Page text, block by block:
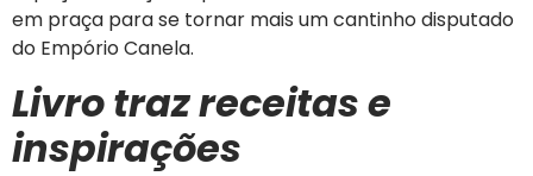
em praça para se tornar mais um cantinho disputado
do Empório Canela.
Livro traz receitas e
inspirações